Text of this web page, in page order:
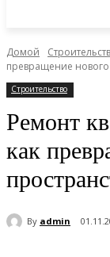
Домой
превращение
Строительство
Ремонт
как
By admin